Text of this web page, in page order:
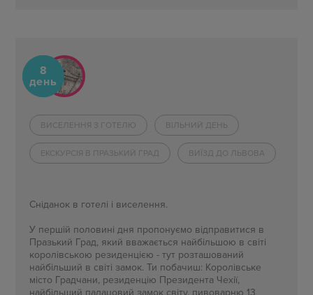
8
день
ВИСЕЛЕННЯ З ГОТЕЛЮ ВІЛЬНИЙ ДЕНЬ
ЕКСКУРСІЯ В ПРАЗЬКИЙ ГРАД ВИЇЗД ДО ЛЬВОВА
Сніданок в готелі і виселення.
У першій половині дня пропонуємо відправитися в
Празький Град, який вважається найбільшою в світі
королівською резиденцією- тут розташований
найбільший в світі замок. Ти побачиш: Королівське
місто Градчани, резиденцію Президента Чехії,